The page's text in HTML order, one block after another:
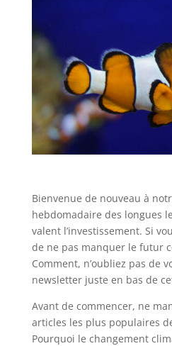
Bienvenue de nouveau à
hebdomadaire des longues
valent l’investissement. Si
de ne pas manquer le futur
Comment, n’oubliez pas de
newsletter juste en bas de
Avant de commencer, ne
articles les plus populaires
Pourquoi le changement